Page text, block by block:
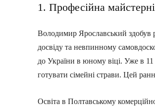
1. Професійна
Володимир Ярославський здобув
досвіду та невпинному
до України в юному віці. Уже в
готувати сімейні страви. Цей
Освіта в Полтавському